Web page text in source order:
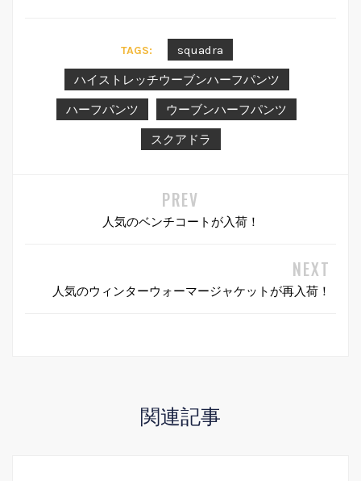
TAGS: squadra
ハイストレッチウーブンハーフパンツ
ハーフパンツ ウーブンハーフパンツ
スクアドラ
人気のベンチコートが入荷！
人気のウィンターウォーマージャケットが再入荷！
関連記事